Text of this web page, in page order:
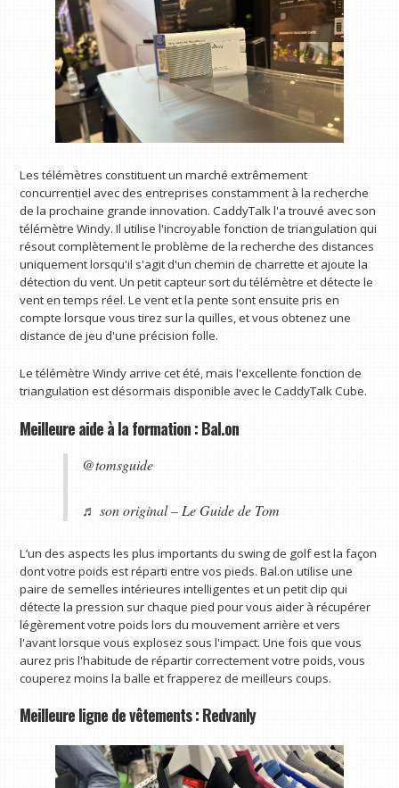
Les télémètres constituent un marché extrêmement
concurrentiel avec des entreprises constamment à la recherche
de la prochaine grande innovation. CaddyTalk l'a trouvé avec son
télémètre Windy. Il utilise l'incroyable fonction de triangulation qui
résout complètement le problème de la recherche des distances
uniquement lorsqu'il s'agit d'un chemin de charrette et ajoute la
détection du vent. Un petit capteur sort du télémètre et détecte le
vent en temps réel. Le vent et la pente sont ensuite pris en
compte lorsque vous tirez sur la quilles, et vous obtenez une
distance de jeu d'une précision folle.
Le télémètre Windy arrive cet été, mais l'excellente fonction de
triangulation est désormais disponible avec le CaddyTalk Cube.
Meilleure aide à la formation : Bal.on
@tomsguide
♬ son original – Le Guide de Tom
L’un des aspects les plus importants du swing de golf est la façon
dont votre poids est réparti entre vos pieds. Bal.on utilise une
paire de semelles intérieures intelligentes et un petit clip qui
détecte la pression sur chaque pied pour vous aider à récupérer
légèrement votre poids lors du mouvement arrière et vers
l'avant lorsque vous explosez sous l'impact. Une fois que vous
aurez pris l'habitude de répartir correctement votre poids, vous
couperez moins la balle et frapperez de meilleurs coups.
Meilleure ligne de vêtements : Redvanly